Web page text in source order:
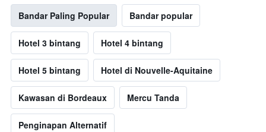
Bandar Paling Popular Bandar popular
Hotel 3 bintang Hotel 4 bintang
Hotel 5 bintang Hotel di Nouvelle-Aquitaine
Kawasan di Bordeaux Mercu Tanda
Penginapan Alternatif